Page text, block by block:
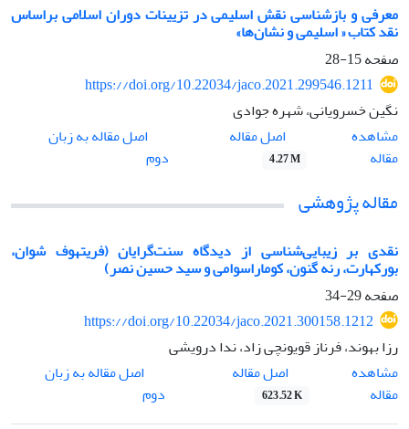
معرفی و بازشناسی نقش اسلیمی در تزیینات دوران اسلامی براساس
نقد کتاب « اسلیمی و نشان‌ها»
صفحه15-28
https://doi.org/10.22034/jaco.2021.299546.1211
نگین خسرویانی، شهره جوادی
مشاهده
مقاله
اصل مقاله
4.27 M
اصل مقاله به زبان
دوم
مقاله پژوهشی
نقدی بر زیبایی‌شناسی از دیدگاه سنت‌گرایان (فریتهوف شوان،
بورکهارت، رنه گنون، کوماراسوامی و سید حسین نصر)
صفحه29-34
https://doi.org/10.22034/jaco.2021.300158.1212
رزا بهوند، فرناز قویونچی زاد، ندا درویشی
مشاهده
مقاله
اصل مقاله
623.52 K
اصل مقاله به زبان
دوم